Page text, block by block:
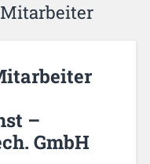
–
GmbH